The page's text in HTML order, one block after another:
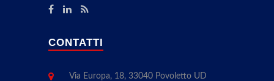
CONTATTI
Via Europa, 18, 33040 Povoletto UD